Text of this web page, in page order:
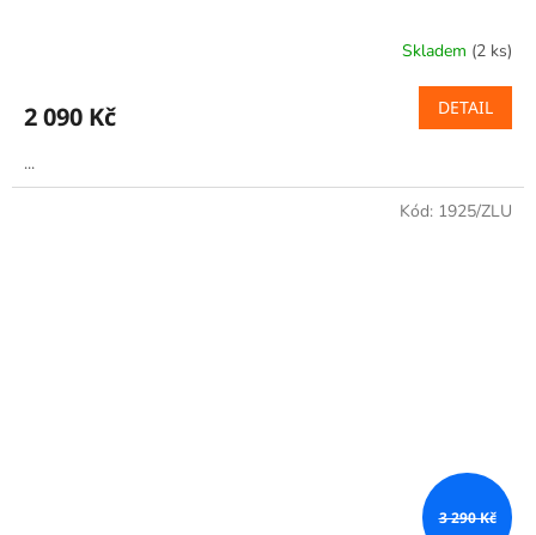
Skladem (2 ks)
2 090 Kč DETAIL
...
3 290 Kč
Kód: 1925/ZLU